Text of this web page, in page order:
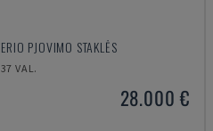
PJOVIMO STAKLĖS
VAL.
28.000 €